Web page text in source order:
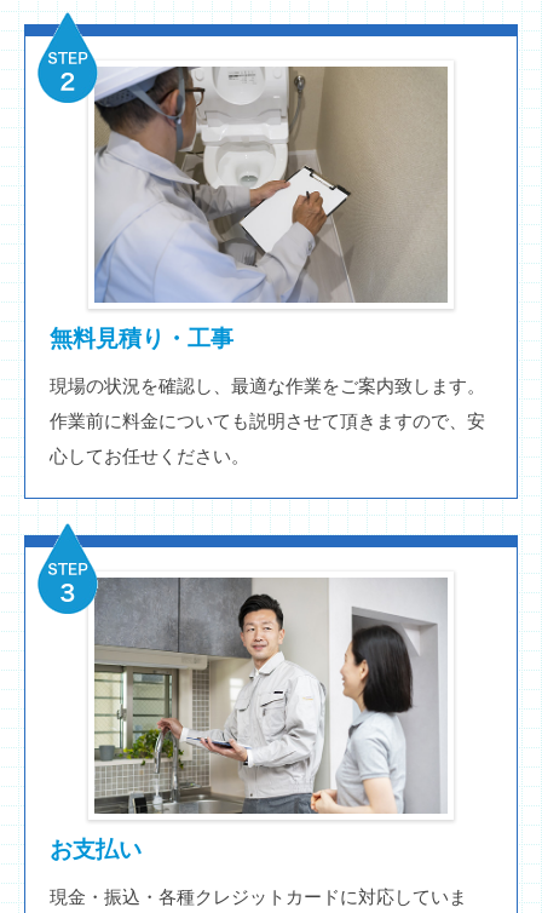
無料見積り・工事
現場の状況を確認し、最適な作業をご案内致します。
作業前に料金についても説明させて頂きますので、安
心してお任せください。
お支払い
現金・振込・各種クレジットカードに対応していま